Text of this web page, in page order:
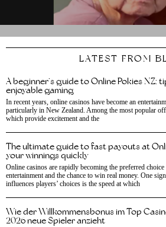
LATEST FROM
A beginner’s guide to Online Pokies NZ:
enjoyable gaming
In recent years, online casinos have become an
particularly in New Zealand. Among the most popular
which provide excitement and the
The ultimate guide to fast payouts at
your winnings quickly
Online casinos are rapidly becoming the preferred
entertainment and the chance to win real money. One
influences players’ choices is the speed at which
Wie der Willkommensbonus im Top
2026 neue Spieler anzieht